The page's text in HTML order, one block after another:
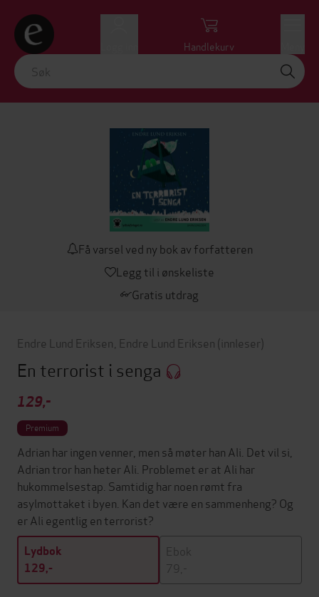
Handlekurv
Få varsel ved ny bok av forfatteren
Legg til i ønskeliste
Gratis utdrag
Endre Lund Eriksen Endre Lund Eriksen (innleser)
En terrorist i senga
129,-
Premium
Adrian har ingen venner, men så møter han Ali. Det vil si,
Adrian tror han heter Ali. Problemet er at Ali har
hukommelsestap. Samtidig har noen rømt fra
asylmottaket i byen. Kan det være en sammenheng? Og
er Ali egentlig en terrorist?
Lydbok
129,-
Ebok
79,-